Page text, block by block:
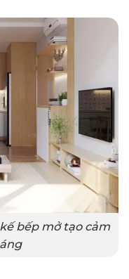
bếp mở tạo cảm